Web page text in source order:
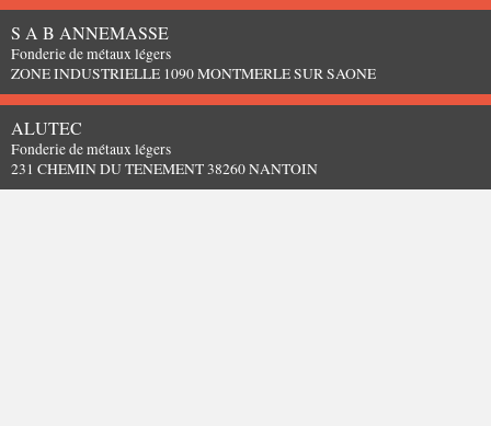
S A B ANNEMASSE
Fonderie de métaux légers
ZONE INDUSTRIELLE 1090 MONTMERLE SUR SAONE
ALUTEC
Fonderie de métaux légers
231 CHEMIN DU TENEMENT 38260 NANTOIN